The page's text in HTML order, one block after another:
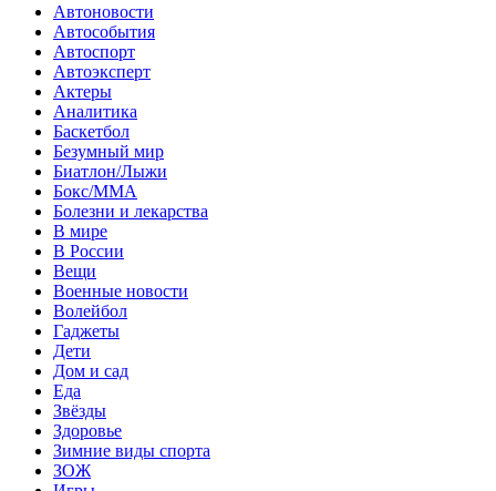
Автоновости
Автособытия
Автоспорт
Автоэксперт
Актеры
Аналитика
Баскетбол
Безумный мир
Биатлон/Лыжи
Бокс/MMA
Болезни и лекарства
В мире
В России
Вещи
Военные новости
Волейбол
Гаджеты
Дети
Дом и сад
Еда
Звёзды
Здоровье
Зимние виды спорта
ЗОЖ